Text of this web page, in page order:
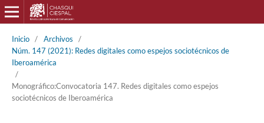
Inicio / Archivos
/
Núm. 147 (2021): Redes digitales como espejos sociotécnicos de
Iberoamérica
/
Monográfico:Convocatoria 147. Redes digitales como espejos
sociotécnicos de Iberoamérica